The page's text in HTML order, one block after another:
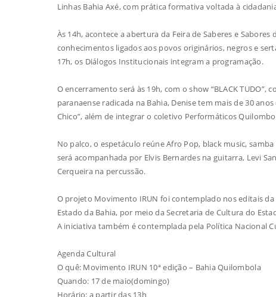
Linhas Bahia Axé, com prática formativa voltada à
Às 14h, acontece a abertura da Feira de Saberes e
conhecimentos ligados aos povos originários, negros e
17h, os Diálogos Institucionais integram a programação.
O encerramento será às 19h, com o show “BLACK
paranaense radicada na Bahia, Denise tem mais de 30
Chico”, além de integrar o coletivo Performáticos
No palco, o espetáculo reúne Afro Pop, black music,
será acompanhada por Elvis Bernardes na guitarra, Levi
Cerqueira na percussão.
O projeto Movimento IRUN foi contemplado nos editais
Estado da Bahia, por meio da Secretaria de Cultura do
A iniciativa também é contemplada pela Política Nacional
Agenda Cultural
O quê: Movimento IRUN 10ª edição – Bahia Quilombola
Quando: 17 de maio(domingo)
Horário: a partir das 13h